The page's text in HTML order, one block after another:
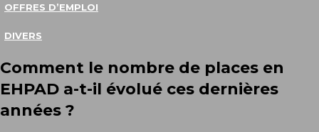
OFFRES D’EMPLOI
DIVERS
Comment le nombre de places en
EHPAD a-t-il évolué ces dernières
années ?